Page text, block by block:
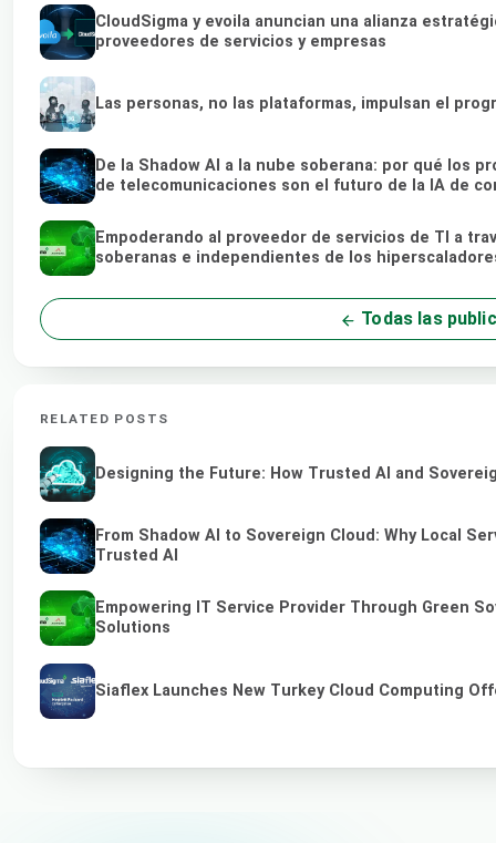
CloudSigma y evoila anuncian una alianza
proveedores de servicios y empresas
Las personas, no las plataformas, impulsan el
De la Shadow AI a la nube soberana: por qué los
de telecomunicaciones son el futuro de la IA de
Empoderando al proveedor de servicios de TI a
soberanas e independientes de los
Todas las
RELATED POSTS
Designing the Future: How Trusted AI and
From Shadow AI to Sovereign Cloud: Why Local
Trusted AI
Empowering IT Service Provider Through Green
Solutions
Siaflex Launches New Turkey Cloud Computing